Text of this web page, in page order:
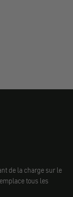
12
de la charge sur le
tous les